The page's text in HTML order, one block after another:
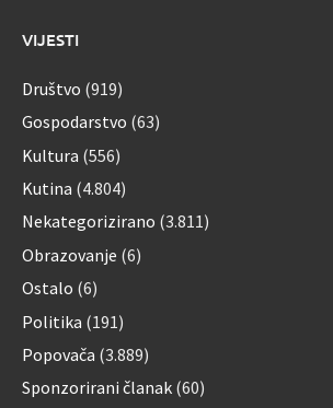
VIJESTI
Društvo (919)
Gospodarstvo (63)
Kultura (556)
Kutina (4.804)
Nekategorizirano (3.811)
Obrazovanje (6)
Ostalo (6)
Politika (191)
Popovača (3.889)
Sponzorirani članak (60)